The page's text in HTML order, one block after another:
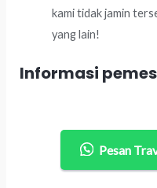
kami tidak jamin
yang lain!
Informasi
Pesan